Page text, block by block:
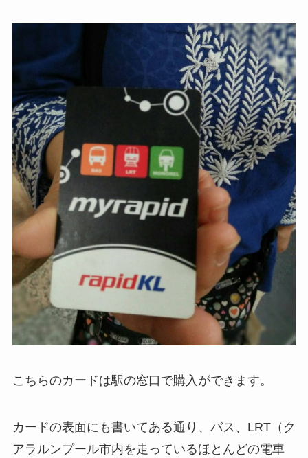
こちらのカードは駅の窓口で購入ができます。
カードの表面にも書いてある通り、バス、LRT（ク
アラルンプール市内を走っているほとんどの電車